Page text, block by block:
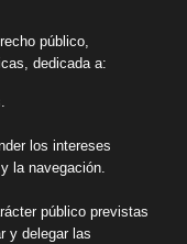
público,
dedicada a:
los intereses
la navegación.
público previstas
y delegar las